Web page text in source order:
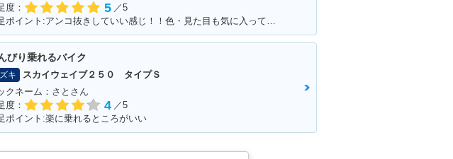
度：
5 ／5
満足ポイント:アンコ抜きしていい感じ！！色・見た目も気に入っています！！！
びり乗れるバイク
キ
スカイウェイブ２５０ タイプＳ
クネーム：さとさん
度：
4 ／5
ポイント:楽に乗れるところがいい